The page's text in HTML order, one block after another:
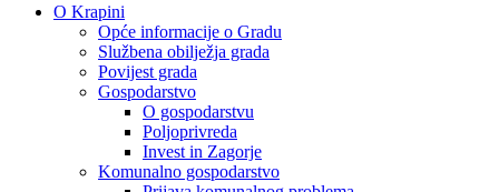
O Krapini
Opće informacije o Gradu
Službena obilježja grada
Povijest grada
Gospodarstvo
O gospodarstvu
Poljoprivreda
Invest in Zagorje
Komunalno gospodarstvo